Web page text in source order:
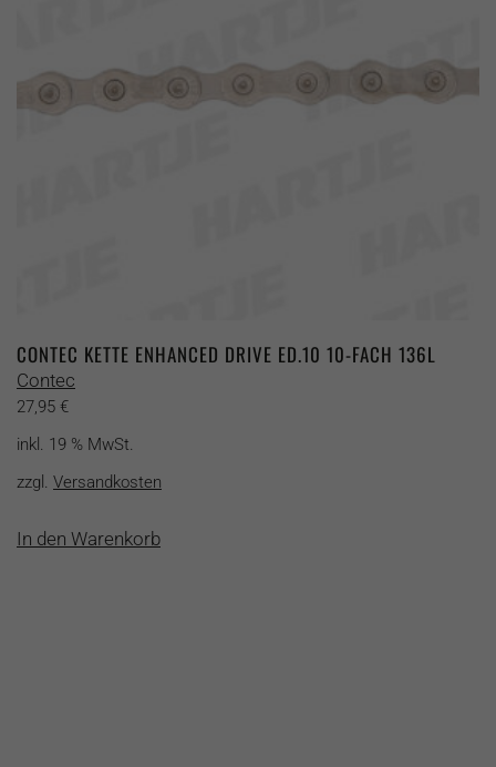
CONTEC KETTE ENHANCED DRIVE ED.10 10-FACH 136L
Contec
27,95 €
inkl. 19 % MwSt.
zzgl. Versandkosten
In den Warenkorb